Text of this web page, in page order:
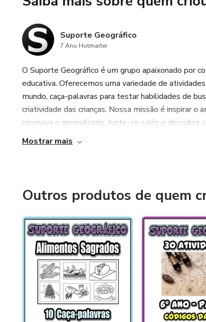
Suporte Geográfico
7 Ano Hotmarter
O Suporte Geográfico é um grupo apaixonado por
educativa. Oferecemos uma variedade de
mundo, caça-palavras para testar habilidades de
criatividade das crianças. Nossa missão é inspirar o
promova o aprendizado. Junte-se a nós e descubra
Mostrar mais
Outros produtos de quem